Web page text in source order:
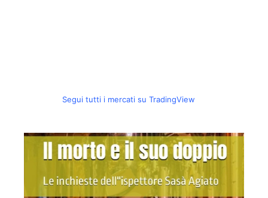
Segui tutti i mercati su TradingView